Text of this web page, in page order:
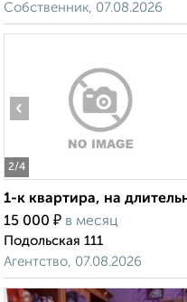
Собственник, 07.08.2026
2/4
‹
1-к квартира, на
15 000 ₽ в месяц
Подольская 111
Агентство, 07.08.2026